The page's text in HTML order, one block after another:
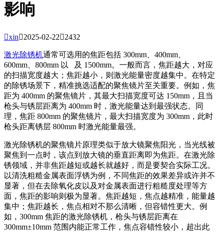
影响
xin2025-02-222432
激光除锈机通常可选用的焦距包括 300mm、400mm、
600mm、800mm 以 及 1500mm。一般而言，焦距越大，对应
的扫描宽度越大；焦距越小，则激光能量密度越集中。在特定
的除锈场景下，精准挑选适配的聚焦镜片至关重要。例如，焦
距为 400mm 的聚焦镜片，其最大扫描宽度可达 150mm，且当
枪头与锈层距离为 400mm 时，激光能量达到最强状态。同
理，焦距 800mm 的聚焦镜片，最大扫描宽度为 300mm，此时
枪头距离锈层 800mm 时激光能量最强。
激光除锈机的聚焦镜片原理类似于放大镜聚焦阳光，当光线被
聚焦到一点时，该点到放大镜的垂直距离即为焦距。在激光除
锈领域，并非焦距越短或越长就越好，而是要契合实际工况。
以清洗粗糙金属表面浮锈为例，不同焦距的效果差异或许并不
显著，但在去除氧化皮以及对金属表面进行粗糙度处理等方
面，焦距的影响则极为显著。焦距越短，焦点越精准，能量越
集中；焦距越长，焦点相对不那么清晰，但容错性更大。例
如，300mm 焦距的激光除锈机，枪头与锈层距离在
300mm±10mm 范围内能正常工作，焦点容错性较小，超出此